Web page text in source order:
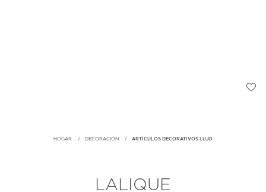
HOGAR DECORACIÓN ARTÍCULOS DECORATIVOS LUJO
LALIQUE